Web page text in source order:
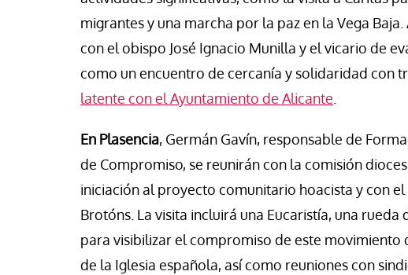
migrantes y una marcha por la paz en la Vega
con el obispo José Ignacio Munilla y el vicario de
como un encuentro de cercanía y solidaridad con
latente con el Ayuntamiento de Alicante
En Plasencia, Germán Gavín, responsable de
de Compromiso, se reunirán con la comisión
iniciación al proyecto comunitario hoacista y con el
Brotóns. La visita incluirá una Eucaristía, una
para visibilizar el compromiso de este
de la Iglesia española, así como reuniones con